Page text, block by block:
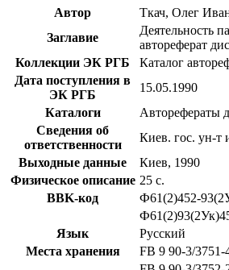
Автор
Ткач, Олег
Заглавие
Деятельность
автореферат
Коллекции ЭК РГБ
Каталог
Дата поступления в
ЭК РГБ
15.05.1990
Каталоги
Авторефераты
Сведения об
ответственности
Киев. гос. ун-т
Выходные данные
Киев, 1990
Физическое описание 25 с.
BBK-код
Ф61(2)452-
Язык
Русский
Места хранения
FB 9 90-3/3751-